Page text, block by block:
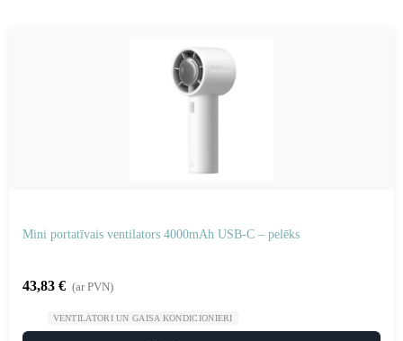
Mini portatīvais ventilators 4000mAh USB-C – pelēks
43,83 € (ar PVN)
VENTILATORI UN GAISA KONDICIONIERI